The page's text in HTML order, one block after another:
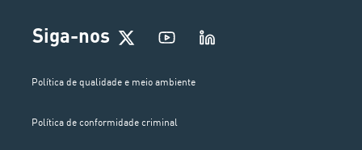
Siga-nos
Política de qualidade e meio ambiente
Política de conformidade criminal